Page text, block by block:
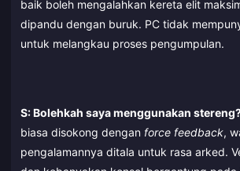
baik boleh mengalahkan kereta elit
dipandu dengan buruk. PC tidak
untuk melangkau proses pengumpulan.
S: Bolehkah saya menggunakan
biasa disokong dengan force feedback,
pengalamannya ditala untuk rasa arked.